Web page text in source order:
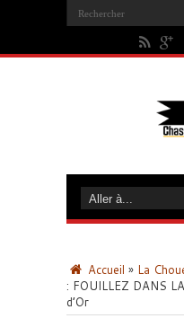
Accueil » La
: FOUILLEZ DANS
d’Or